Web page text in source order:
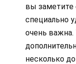
вы заметите
специально
очень
несколько